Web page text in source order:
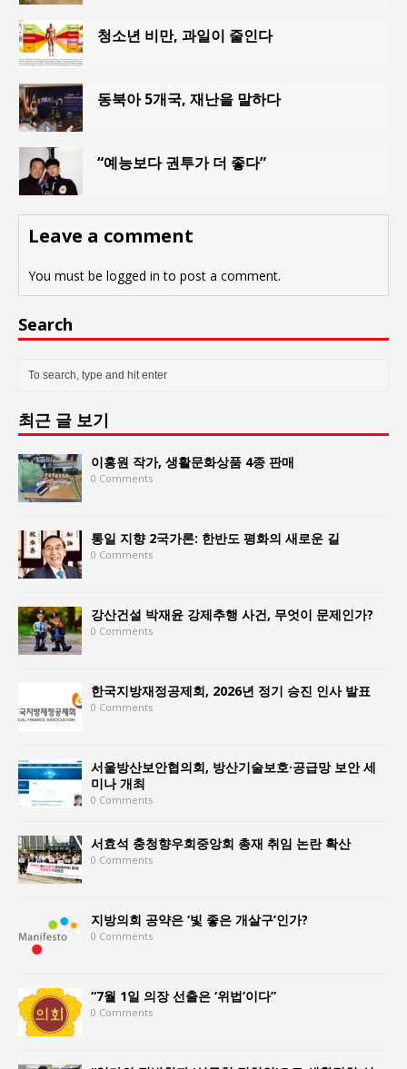
청소년 비만, 과일이 줄인다
동북아 5개국, 재난을 말하다
“예능보다 권투가 더 좋다”
Leave a comment
You must be logged in to post a comment.
Search
최근 글 보기
이홍원 작가, 생활문화상품 4종 판매
0 Comments
통일 지향 2국가론: 한반도 평화의 새로운 길
0 Comments
강산건설 박재윤 강제추행 사건, 무엇이 문제인가?
0 Comments
한국지방재정공제회, 2026년 정기 승진 인사 발표
0 Comments
서울방산보안협의회, 방산기술보호·공급망 보안 세
미나 개최
0 Comments
서효석 충청향우회중앙회 총재 취임 논란 확산
0 Comments
지방의회 공약은 ‘빛 좋은 개살구’인가?
0 Comments
“7월 1일 의장 선출은 ‘위법’이다”
0 Comments